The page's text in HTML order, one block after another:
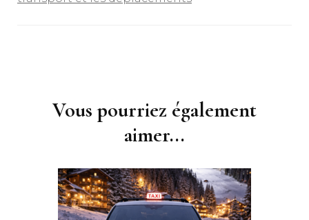
Vous pourriez également
aimer...